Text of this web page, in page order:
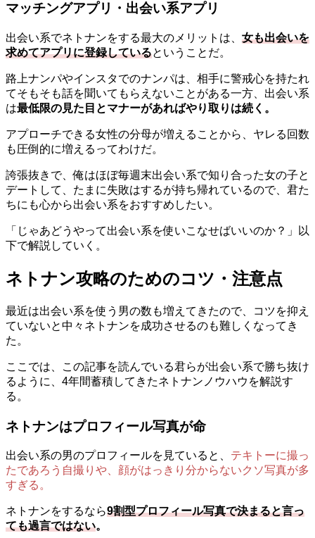
マッチングアプリ・出会い系アプリ
出会い系でネトナンをする最大のメリットは、 女も出会いを
求めてアプリに登録しているということだ。
路上ナンパやインスタでのナンパは、相手に警戒心を持たれ
てそもそも話を聞いてもらえないことがある一方、出会い系
は最低限の見た目とマナーがあればやり取りは続く。
アプローチできる女性の分母が増えることから、ヤレる回数
も圧倒的に増えるってわけだ。
誇張抜きで、俺はほぼ毎週末出会い系で知り合った女の子と
デートして、たまに失敗はするが持ち帰れているので、君た
ちにも心から出会い系をおすすめしたい。
「じゃあどうやって出会い系を使いこなせばいいのか？」以
下で解説していく。
ネトナン攻略のためのコツ・注意点
最近は出会い系を使う男の数も増えてきたので、コツを抑え
ていないと中々ネトナンを成功させるのも難しくなってき
た。
ここでは、この記事を読んでいる君らが出会い系で勝ち抜け
るように、4年間蓄積してきたネトナンノウハウを解説す
る。
ネトナンはプロフィール写真が命
出会い系の男のプロフィールを見ていると、 テキトーに撮っ
たであろう自撮りや、顔がはっきり分からないクソ写真が多
すぎる。
ネトナンをするなら9割型プロフィール写真で決まると言っ
ても過言ではない。